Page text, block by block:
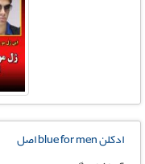
ادکلن blue for men اصل